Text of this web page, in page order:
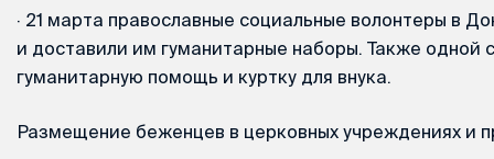
· 21 марта православные социальные волонтеры в
и доставили им гуманитарные наборы. Также одной
гуманитарную помощь и куртку для внука.
Размещение беженцев в церковных учреждениях и